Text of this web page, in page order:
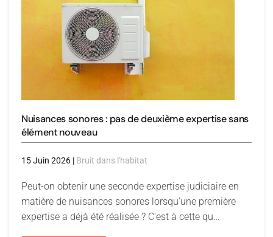
Nuisances sonores : pas de deuxième expertise sans
élément nouveau
15 Juin 2026 | Bruit dans l'habitat
Peut-on obtenir une seconde expertise judiciaire en
matière de nuisances sonores lorsqu'une première
expertise a déjà été réalisée ? C'est à cette qu…